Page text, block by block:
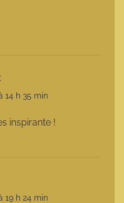
14 h 35 min
inspirante !
19 h 24 min